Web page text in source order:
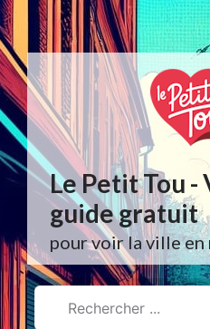
Aller
au
contenu
Le Petit Tou
guide gratuit
pour voir la ville en